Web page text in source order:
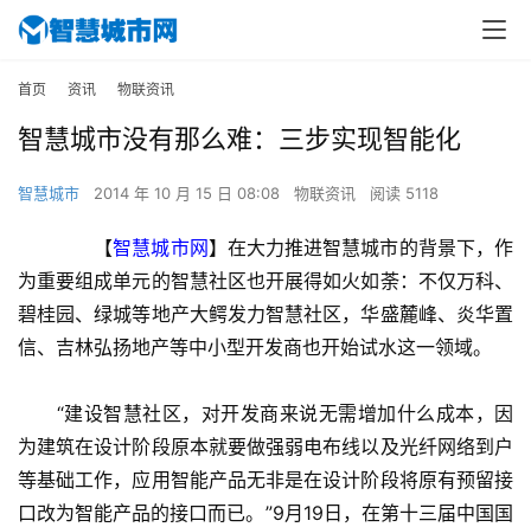
首页 资讯 物联资讯
智慧城市没有那么难：三步实现智能化
智慧城市 2014 年 10 月 15 日 08:08 物联资讯 阅读 5118
【智慧城市网】在大力推进智慧城市的背景下，作
为重要组成单元的智慧社区也开展得如火如荼：不仅万科、
碧桂园、绿城等地产大鳄发力智慧社区，华盛麓峰、炎华置
信、吉林弘扬地产等中小型开发商也开始试水这一领域。
“建设智慧社区，对开发商来说无需增加什么成本，因
为建筑在设计阶段原本就要做强弱电布线以及光纤网络到户
等基础工作，应用智能产品无非是在设计阶段将原有预留接
口改为智能产品的接口而已。”9月19日，在第十三届中国国